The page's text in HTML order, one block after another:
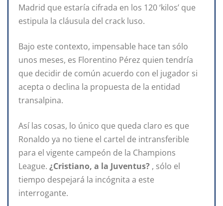
Madrid que estaría cifrada en los 120 ‘kilos’ que
estipula la cláusula del crack luso.
Bajo este contexto, impensable hace tan sólo
unos meses, es Florentino Pérez quien tendría
que decidir de común acuerdo con el jugador si
acepta o declina la propuesta de la entidad
transalpina.
Así las cosas, lo único que queda claro es que
Ronaldo ya no tiene el cartel de intransferible
para el vigente campeón de la Champions
League. ¿Cristiano, a la Juventus? , sólo el
tiempo despejará la incógnita a este
interrogante.